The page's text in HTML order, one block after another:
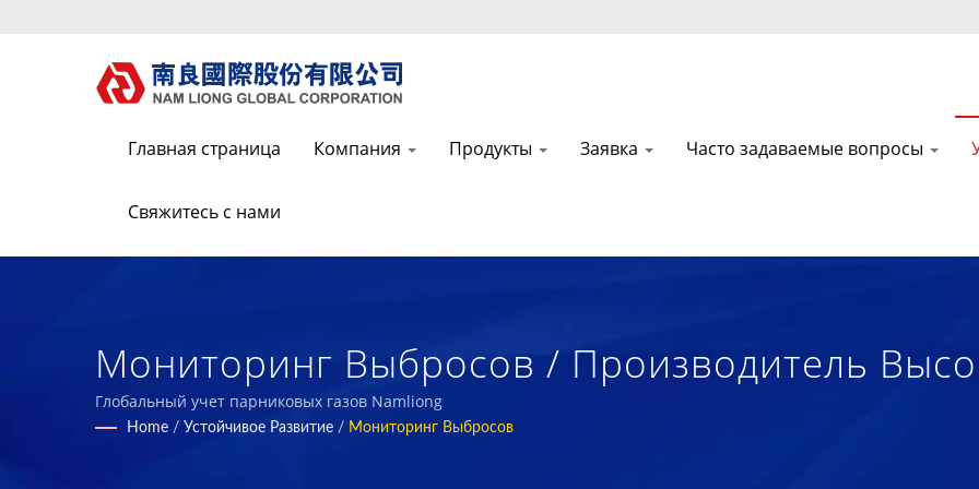
Главная страница Компания Продукты Заявка Часто задаваемые вопросы
Свяжитесь с нами
Мониторинг Выбросов / Производитель
Функциональных, Экологически Чистых
Глобальный учет парниковых газов Namliong
Home / Устойчивое Развитие / Мониторинг Выбросов